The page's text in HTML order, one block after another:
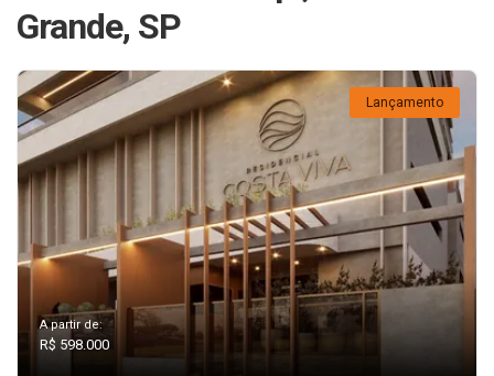
Grande, SP
Lançamento
A partir de:
R$ 598.000